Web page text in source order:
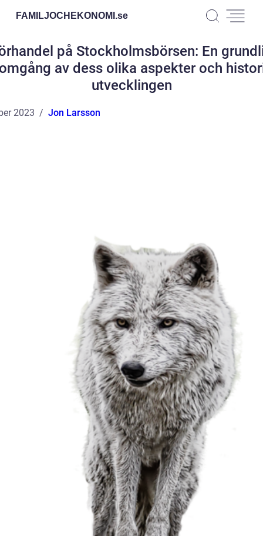
FAMILJOCHEKONOMI.se
på Stockholmsbörsen: En
av dess olika aspekter och
utvecklingen
2023 Jon Larsson